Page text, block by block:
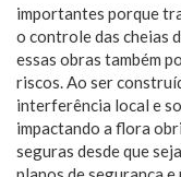
importantes porque
o controle das cheias
essas obras também
riscos. Ao ser
interferência local e
impactando a flora
seguras desde que